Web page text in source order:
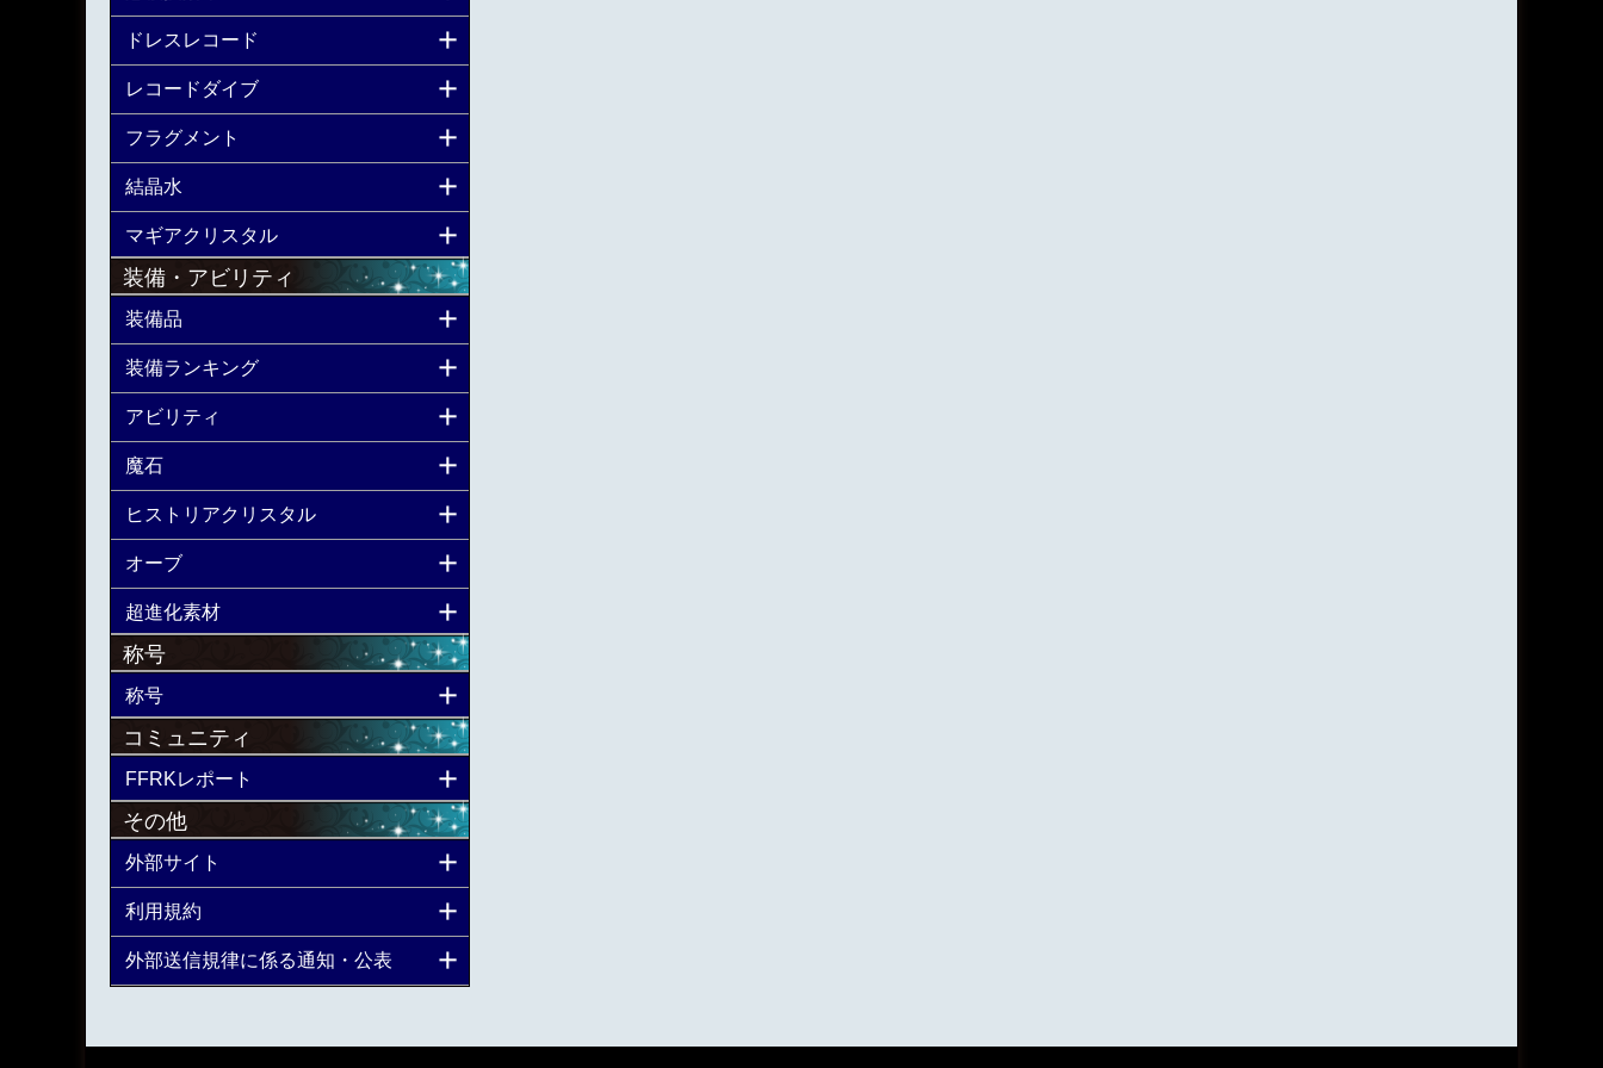
ドレスレコード
レコードダイブ
フラグメント
結晶水
マギアクリスタル
装備・アビリティ
装備品
装備ランキング
アビリティ
魔石
ヒストリアクリスタル
オーブ
超進化素材
称号
称号
コミュニティ
FFRKレポート
その他
外部サイト
利用規約
外部送信規律に係る通知・公表